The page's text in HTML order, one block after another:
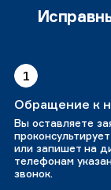
1
Обращение к
Вы оставляете
или запишет на
телефонам
звонок.